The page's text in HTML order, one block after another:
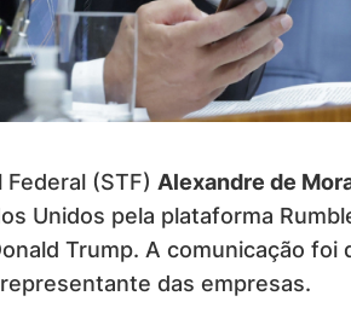
(STF) Alexandre de
Unidos pela plataforma
Trump. A comunicação foi
das empresas.